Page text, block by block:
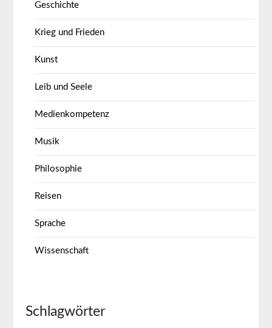
Geschichte
Krieg und Frieden
Kunst
Leib und Seele
Medienkompetenz
Musik
Philosophie
Reisen
Sprache
Wissenschaft
Schlagwörter